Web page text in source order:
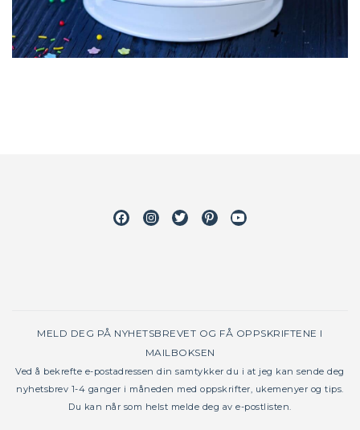
FacebookInstagram
TwitterPinterestYoutube
MELD DEG PÅ NYHETSBREVET OG FÅ OPPSKRIFTENE I
MAILBOKSEN
Ved å bekrefte e-postadressen din samtykker du i at jeg kan sende deg
nyhetsbrev 1-4 ganger i måneden med oppskrifter, ukemenyer og tips.
Du kan når som helst melde deg av e-postlisten.